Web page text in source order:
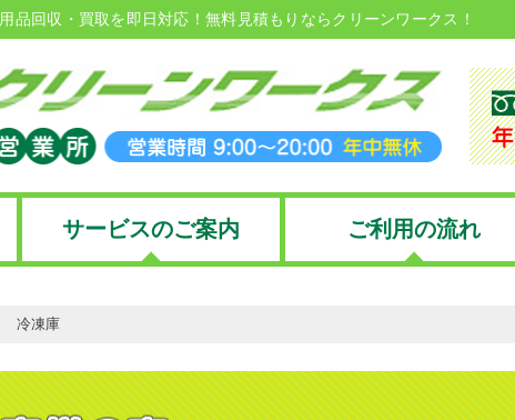
品回収・買取を即日対応！無料見積もりならクリーンワークス！
サービスのご案内 ご利用の流れ
冷凍庫